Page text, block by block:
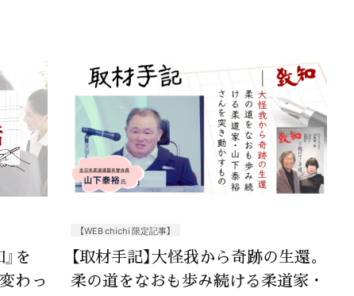
を
わっ
【WEB chichi 限定記事】
【取材手記】大怪我から奇跡の生還。
柔の道をなおも歩み続ける柔道家・